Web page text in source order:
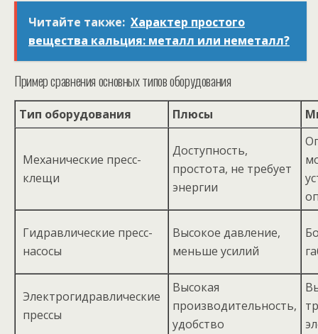
Читайте также: Характер простого
вещества кальция: металл или неметалл?
Пример сравнения основных типов оборудования
Тип оборудования Плюсы
Механические пресс-
клещи
Доступность,
простота, не требует
энергии
Гидравлические пресс-
насосы
Высокое давление,
меньше усилий
Электрогидравлические
прессы
Высокая
производительность,
удобство